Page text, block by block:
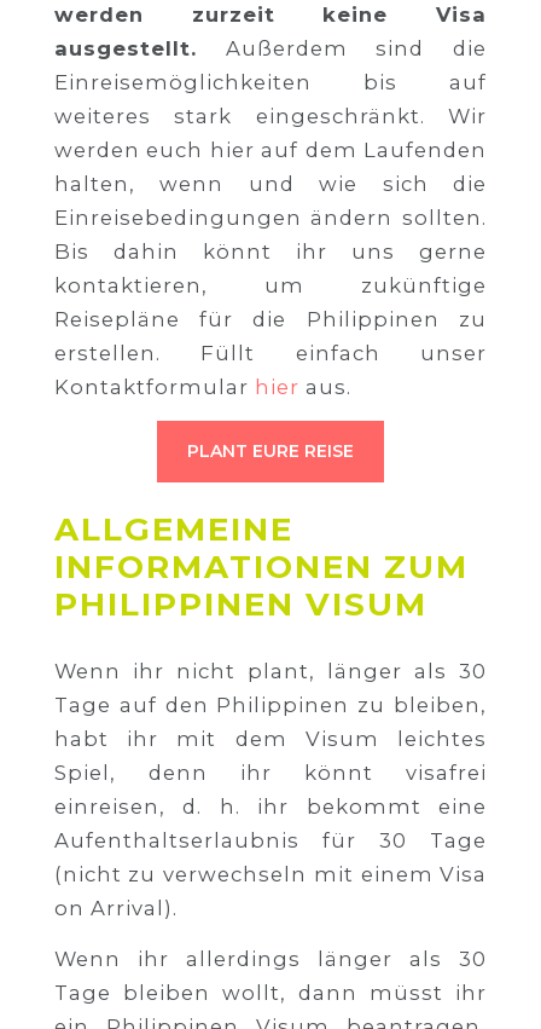
werden zurzeit keine Visa
ausgestellt. Außerdem sind die
Einreisemöglichkeiten bis auf
weiteres stark eingeschränkt. Wir
werden euch hier auf dem Laufenden
halten, wenn und wie sich die
Einreisebedingungen ändern sollten.
Bis dahin könnt ihr uns gerne
kontaktieren, um zukünftige
Reisepläne für die Philippinen zu
erstellen. Füllt einfach unser
Kontaktformular hier aus.
PLANT EURE REISE
ALLGEMEINE
INFORMATIONEN ZUM
PHILIPPINEN VISUM
Wenn ihr nicht plant, länger als 30
Tage auf den Philippinen zu bleiben,
habt ihr mit dem Visum leichtes
Spiel, denn ihr könnt visafrei
einreisen, d. h. ihr bekommt eine
Aufenthaltserlaubnis für 30 Tage
(nicht zu verwechseln mit einem Visa
on Arrival).
Wenn ihr allerdings länger als 30
Tage bleiben wollt, dann müsst ihr